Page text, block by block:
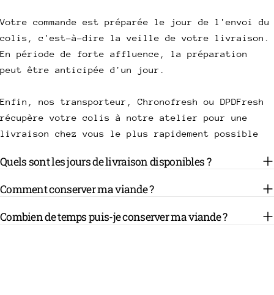
Votre commande est préparée le jour de l'envoi du
colis, c'est-à-dire la veille de votre livraison.
En période de forte affluence, la préparation
peut être anticipée d'un jour.
Enfin, nos transporteur, Chronofresh ou DPDFresh
récupère votre colis à notre atelier pour une
livraison chez vous le plus rapidement possible
Quels sont les jours de livraison disponibles ?
Comment conserver ma viande ?
Combien de temps puis-je conserver ma viande ?